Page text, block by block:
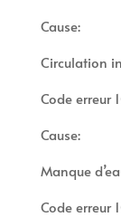
Cause:
Circulation
Code erreur
Cause:
Manque
Code erreur